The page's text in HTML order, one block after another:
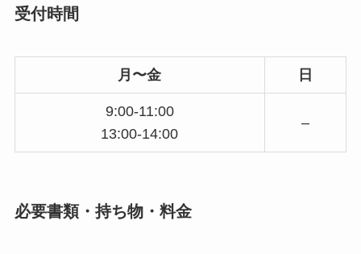
受付時間
月〜金 日
9:00-11:00
13:00-14:00
–
必要書類・持ち物・料金